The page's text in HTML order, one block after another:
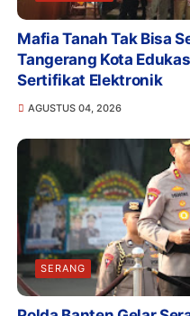
Mafia Tanah Tak Bisa
Tangerang Kota
Sertifikat Elektronik
AGUSTUS 04, 2026
SERANG